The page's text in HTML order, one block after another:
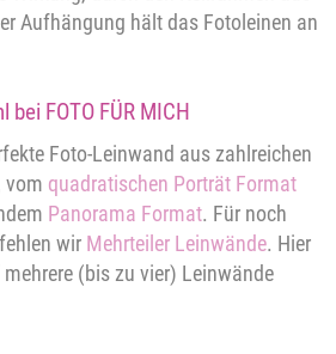
Aufhängung hält das Fotoleinen an
FOTO FÜR MICH
Foto-Leinwand aus zahlreichen
vom quadratischen Porträt Format
Panorama Format. Für noch
wir Mehrteiler Leinwände. Hier
(bis zu vier) Leinwände